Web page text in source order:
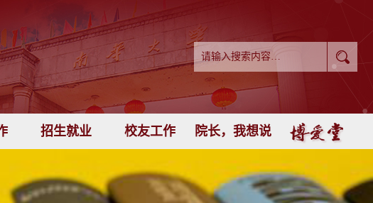
招生就业 校友工作 院长，我想说